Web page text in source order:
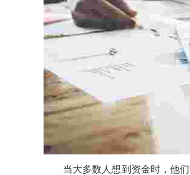
当大多数人想到资金时，他